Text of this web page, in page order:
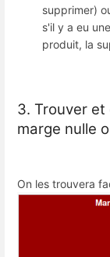
supprimer)
s'il y a eu
produit, la
3. Trouver
marge nulle
On les trouvera